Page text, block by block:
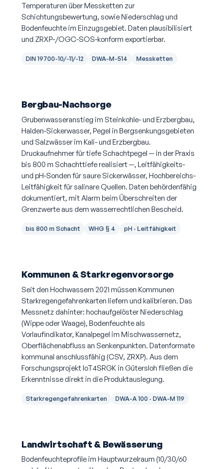
Temperaturen über Messketten zur
Schichtungsbewertung, sowie Niederschlag und
Bodenfeuchte im Einzugsgebiet. Daten plausibilisiert
und ZRXP-/OGC-SOS-konform exportierbar.
DIN 19700-10/-11/-12 DWA-M-514 Messketten
Bergbau-Nachsorge
Grubenwasseranstieg im Steinkohle- und Erzbergbau,
Halden-Sickerwasser, Pegel in Bergsenkungsgebieten
und Salzwässer im Kali- und Erzbergbau.
Druckaufnehmer für tiefe Schachtpegel — in der Praxis
bis 800 m Schachttiefe realisiert —, Leitfähigkeits-
und pH-Sonden für saure Sickerwässer, Hochbereichs-
Leitfähigkeit für salinare Quellen. Daten behördenfähig
dokumentiert, mit Alarm beim Überschreiten der
Grenzwerte aus dem wasserrechtlichen Bescheid.
bis 800 m Schacht WHG § 4 pH · Leitfähigkeit
Kommunen & Starkregenvorsorge
Seit den Hochwassern 2021 müssen Kommunen
Starkregengefahrenkarten liefern und kalibrieren. Das
Messnetz dahinter: hochaufgelöster Niederschlag
(Wippe oder Waage), Bodenfeuchte als
Vorlaufindikator, Kanalpegel im Mischwassernetz,
Oberflächenabfluss an Senkenpunkten. Datenformate
kommunal anschlussfähig (CSV, ZRXP). Aus dem
Forschungsprojekt IoT4SRGK in Gütersloh fließen die
Erkenntnisse direkt in die Produktauslegung.
Starkregengefahrenkarten DWA-A 100 · DWA-M 119
Landwirtschaft & Bewässerung
Bodenfeuchteprofile im Hauptwurzelraum (10/30/60